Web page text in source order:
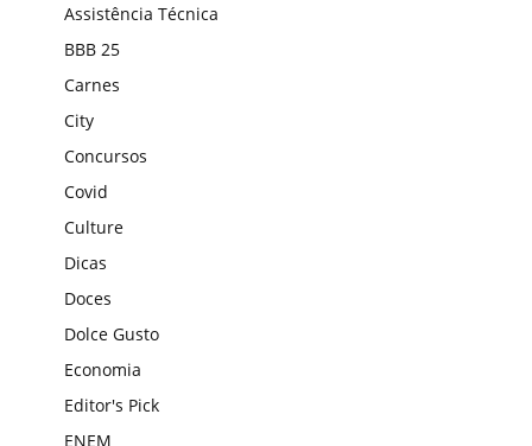
Assistência Técnica
BBB 25
Carnes
City
Concursos
Covid
Culture
Dicas
Doces
Dolce Gusto
Economia
Editor's Pick
ENEM